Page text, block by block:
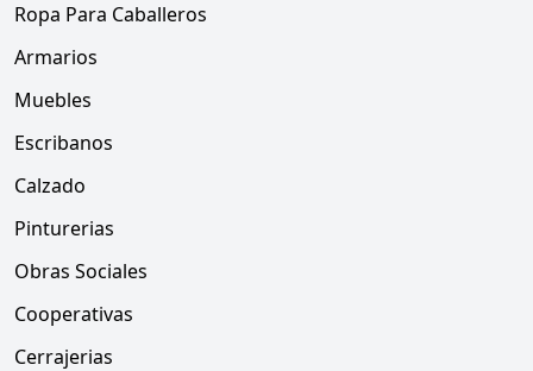
Ropa Para Caballeros
Armarios
Muebles
Escribanos
Calzado
Pinturerias
Obras Sociales
Cooperativas
Cerrajerias